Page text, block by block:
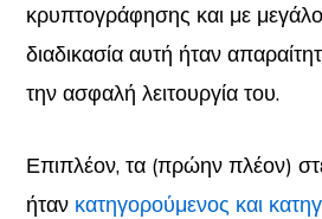
κρυπτογράφησης και με
διαδικασία αυτή ήταν
την ασφαλή λειτουργία του.
Επιπλέον, τα (πρώην πλέον)
ήταν κατηγορούμενος και